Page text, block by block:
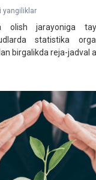
yangiliklar
olish jarayoniga
statistika
birgalikda reja-jadval